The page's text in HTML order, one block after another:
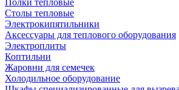
Полки тепловые
Столы тепловые
Электрокипятильники
Аксессуары для теплового оборудования
Электроплиты
Коптильни
Жаровни для семечек
Холодильное оборудование